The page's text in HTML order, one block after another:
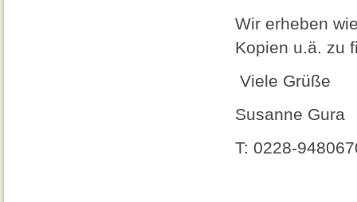
Wir erheben
Kopien u.ä. zu
Viele Grüße
Susanne Gura
T: 0228-